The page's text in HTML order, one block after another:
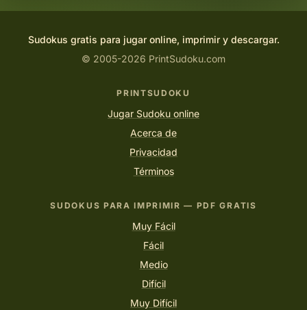
Sudokus gratis para jugar online, imprimir y descargar.
© 2005-2026 PrintSudoku.com
PRINTSUDOKU
Jugar Sudoku online
Acerca de
Privacidad
Términos
SUDOKUS PARA IMPRIMIR — PDF GRATIS
Muy Fácil
Fácil
Medio
Difícil
Muy Difícil